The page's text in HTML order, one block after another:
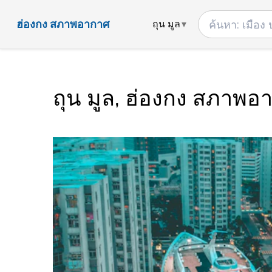
ฮ่องกง สภาพอากาศ ถุน มูล
ถุน มูล, ฮ่องกง สภาพอ